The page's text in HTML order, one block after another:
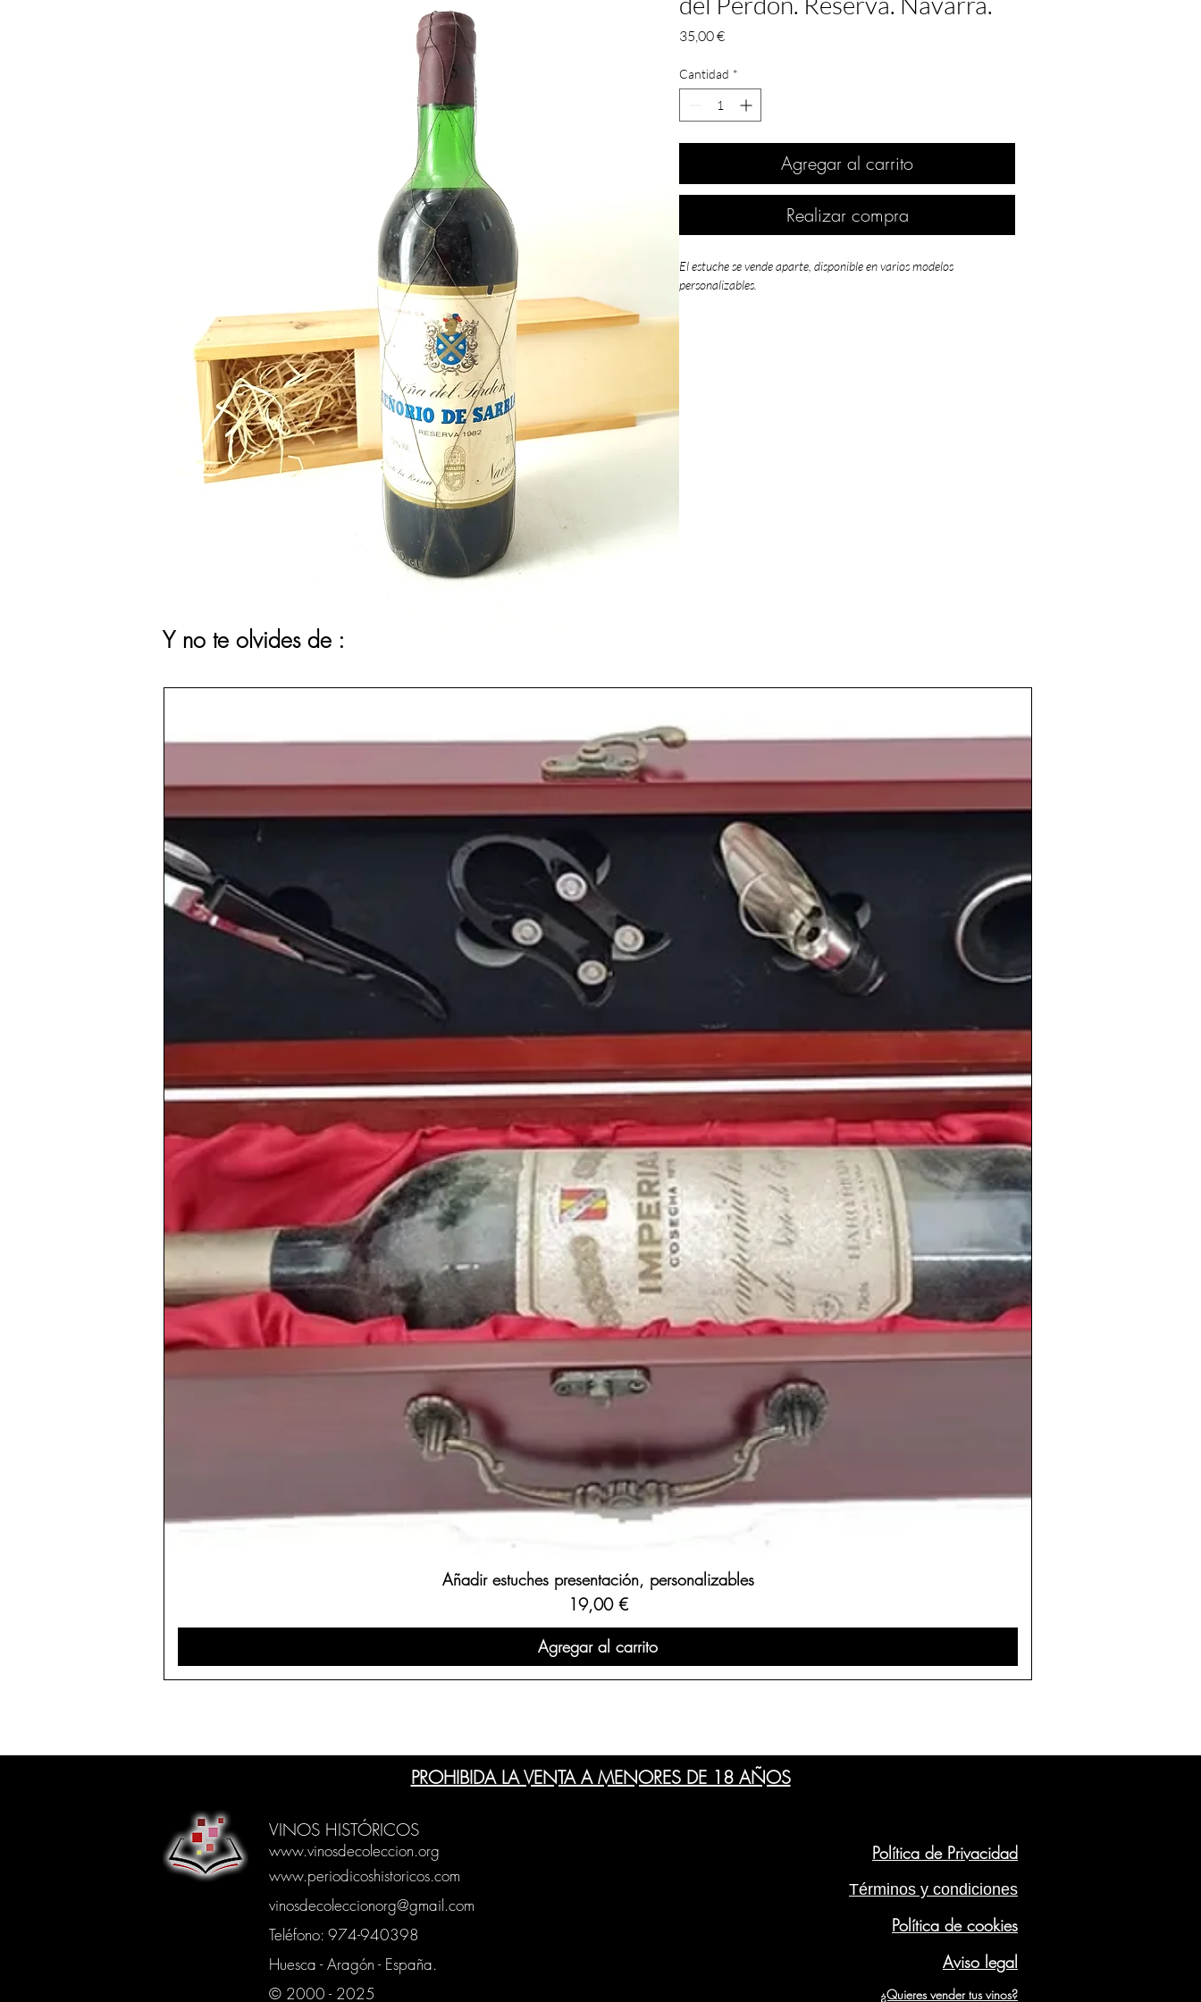
35,00 €Precio
Cantidad *
Agregar al carrito
Realizar compra
El estuche se vende aparte, disponible en varios modelos
personalizables.
nos viene a la mente es el
Mundialy el himno oficial que fue cantado porPlácido
Domingo.
AunqueEspañaera anfitrión del evento no dejó el mejor
recuerdo ya que la selección
eliminada en la segunda fase
Italiase proclamó selección campeona.
En el panorama políticoLeopoldo Calvo Sotelo
presentó su
dimisión como presidentede UCD
y proponía a Landelino
Lavilla como sucesor.
triunfaba una de las series más recordadas de la
Piraña,Chanquetey compañía fueron vistas por todaEspaña
Mayra Gómez
presentaba el concursoUn,dos,tres... responda otra vez, un
programa con una de lasmayores audiencia de la historia de
En las salas de cine de todaEspañase estrenabaE.T.: El
extraterrestre
, la película de Steven Spielberg, que rompió los
números en taquillas y se convirtió en unclásico del mundo
cinematográfico y la cultura popular
Las noches españolasllenaban sus agendas con actuaciones y
conciertos. Recordamos que este año se dio elprimer
concierto de los Rolling Stones en Madrid
Durante elaño 1982sonaron éxitos que aún recordamos
comoThrillerdel granMichael Jackson,BailandodeAlaska y
los Pegamoides,Me colé en una fiestadeMecano,
Miguel Rios,La casa del misteriosde los
No me vuelvo a enamorar
Leño.
es el año de nacimiento
Bustamante, el actorMiguel Ángel Silvestre
estadounidense
el torero español
Víctor Valdéso la cantante españolaMalú.
Puedes encontrar más información de los
nuestro blog: https://www.periodicoshistoricos.com/blog
Y no te olvides de :
Añadir estuches presentación, personalizables
Precio
19,00 €
Agregar al carrito
PROHIBIDA LA VENTA A MENORES DE 18 AÑOS
VINOS HISTÓRICOS
www.vinosdecoleccion.org
www.periodicoshistoricos.com
vinosdecoleccionorg@gmail.com
Teléfono: 974-940398
Huesca - Aragón - España.
© 2000 - 2025
Política de Privacidad
Términos y condiciones
Política de cookies
Aviso legal
¿Quieres vender tus vinos?